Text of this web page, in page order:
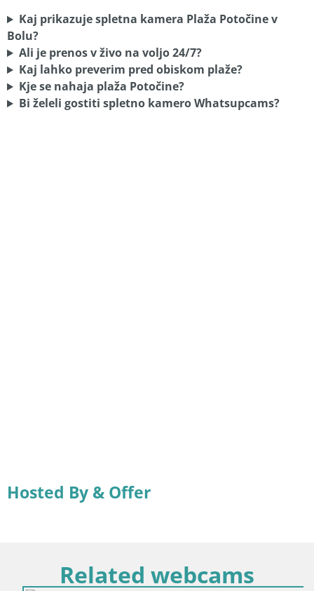
Kaj prikazuje spletna kamera Plaža Potočine v
Bolu?
Ali je prenos v živo na voljo 24/7?
Kaj lahko preverim pred obiskom plaže?
Kje se nahaja plaža Potočine?
Bi želeli gostiti spletno kamero Whatsupcams?
Hosted By & Offer
Related webcams